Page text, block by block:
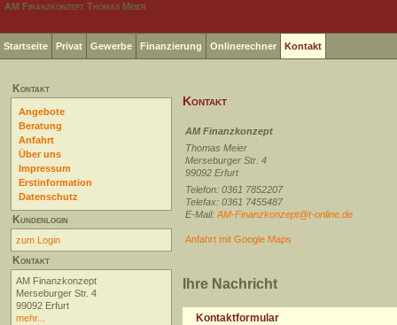
AM Finanzkonzept Thomas Meier
Startseite Privat Gewerbe Finanzierung Onlinerechner Kontakt
Kontakt
Angebote
Beratung
Anfahrt
Über uns
Impressum
Erstinformation
Datenschutz
Kundenlogin
zum Login
Kontakt
AM Finanzkonzept
Merseburger Str. 4
99092 Erfurt
mehr...
Kontakt
AM Finanzkonzept
Thomas Meier
Merseburger Str. 4
99092 Erfurt
Telefon: 0361 7852207
Telefax: 0361 7455487
E-Mail: AM-Finanzkonzept@t-online.de
Anfahrt mit Google Maps
Ihre Nachricht
Kontaktformular